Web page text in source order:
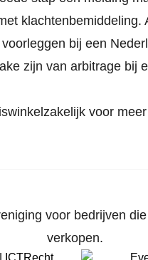
bij een
zijn van arbitrage bij
voor meer
voor bedrijven
verkopen.